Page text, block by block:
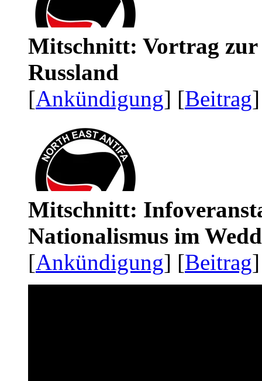
Mitschnitt: Vortrag zur
Russland
[Ankündigung] [Beitrag
Mitschnitt:
Nationalismus im
[Ankündigung] [Beitrag